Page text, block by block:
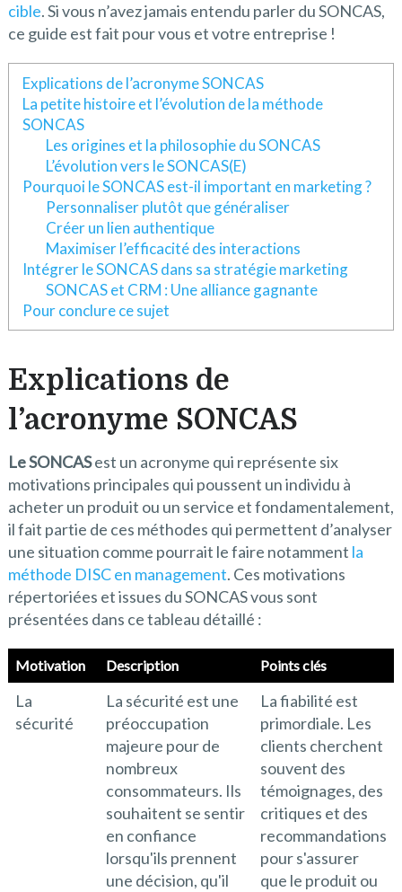
cible. Si vous n’avez jamais entendu parler du SONCAS,
ce guide est fait pour vous et votre entreprise !
Explications de l’acronyme SONCAS
La petite histoire et l’évolution de la méthode
SONCAS
Les origines et la philosophie du SONCAS
L’évolution vers le SONCAS(E)
Pourquoi le SONCAS est-il important en marketing ?
Personnaliser plutôt que généraliser
Créer un lien authentique
Maximiser l’efficacité des interactions
Intégrer le SONCAS dans sa stratégie marketing
SONCAS et CRM : Une alliance gagnante
Pour conclure ce sujet
Explications de
l’acronyme SONCAS
Le SONCASest un acronyme qui représente six
motivations principales qui poussent un individu à
acheter un produit ou un service et fondamentalement,
il fait partie de ces méthodes qui permettent d’analyser
une situation comme pourrait le faire notamment la
méthode DISC en management. Ces motivations
répertoriées et issues du SONCAS vous sont
présentées dans ce tableau détaillé :
Motivation Description Points clés
La
sécurité
La sécurité est une
préoccupation
majeure pour de
nombreux
consommateurs. Ils
souhaitent se sentir
en confiance
lorsqu'ils prennent
une décision, qu'il
La fiabilité est
primordiale. Les
clients cherchent
souvent des
témoignages, des
critiques et des
recommandations
pour s'assurer
que le produit ou